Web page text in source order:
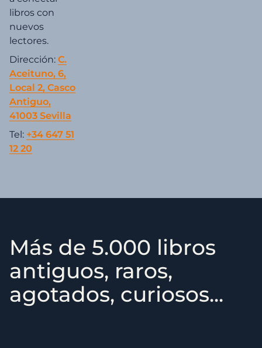
libros con
nuevos
lectores.
Dirección: C.
Aceituno, 6,
Local 2, Casco
Antiguo,
41003 Sevilla
Tel: +34 647 51
12 20
Más de 5.000 libros
antiguos, raros,
agotados, curiosos...